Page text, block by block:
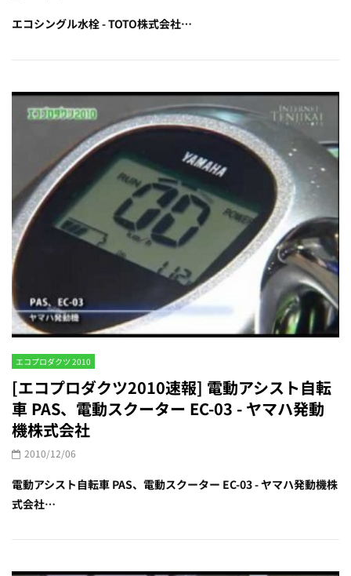
エコシングル水栓 - TOTO株式会社…
エコプロダクツ 2010
[エコプロダクツ2010速報] 電動アシスト自転
車 PAS、電動スクーター EC-03 - ヤマハ発動
機株式会社
2010/12/06
電動アシスト自転車 PAS、電動スクーター EC-03 - ヤマハ発動機株
式会社…